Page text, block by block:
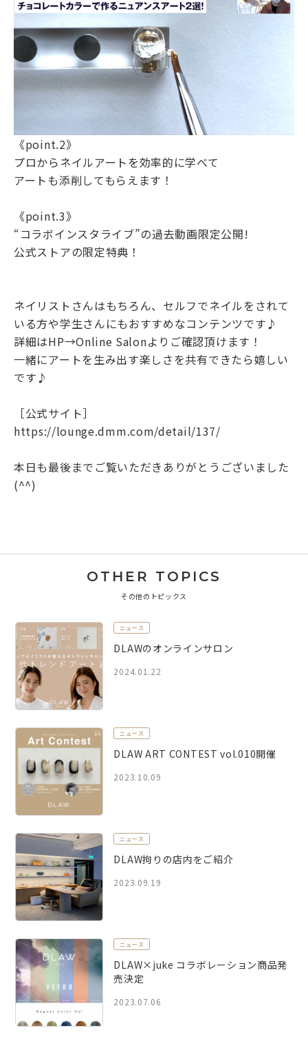
《point.2》
プロからネイルアートを効率的に学べて
アートも添削してもらえます！
《point.3》
“コラボインスタライブ”の過去動画限定公開!
公式ストアの限定特典！
ネイリストさんはもちろん、セルフでネイルをされて
いる方や学生さんにもおすすめなコンテンツです♪
詳細はHP→Online Salonよりご確認頂けます！
一緒にアートを生み出す楽しさを共有できたら嬉しい
です♪
［公式サイト］
https://lounge.dmm.com/detail/137/
本日も最後までご覧いただきありがとうございました
(^^)
OTHER TOPICS
その他のトピックス
ニュース
DLAWのオンラインサロン
2024.01.22
ニュース
DLAW ART CONTEST vol.010開催
2023.10.09
ニュース
DLAW拘りの店内をご紹介
2023.09.19
ニュース
DLAW×juke コラボレーション商品発
売決定
2023.07.06